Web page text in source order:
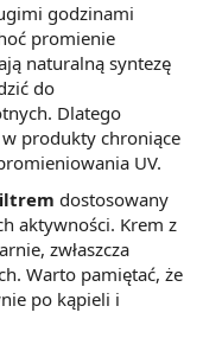
godzinami
promienie
naturalną syntezę
do
Dlatego
produkty chroniące
UV.
dostosowany
aktywności. Krem z
zwłaszcza
Warto pamiętać, że
po kąpieli i